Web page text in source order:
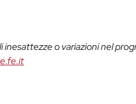
o variazioni nel